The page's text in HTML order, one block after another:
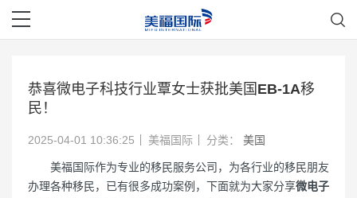
恭喜微电子科技行业覃女士获批美国EB-1A移
民！
2025-04-01 10:36:25 美福国际 分类： 美国
美福国际作为专业的移民服务公司，为各行业的移民朋友
办理各种移民，已有很多成功案例，下面就为大家分享微电子